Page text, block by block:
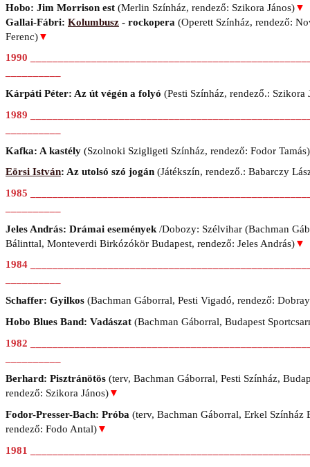
Hobo: Jim Morrison est (Merlin Színház, rendező: Szikora János)▼
Gallai-Fábri: Kolumbusz - rockopera (Operett Színház, rendező:
Ferenc)▼
1990
Kárpáti Péter: Az út végén a folyó (Pesti Színház, rendező.: Szikora
1989
Kafka: A kastély (Szolnoki Szigligeti Színház, rendező: Fodor Tamás)
Eörsi István: Az utolsó szó jogán (Játékszín, rendező.: Babarczy
1985
Jeles András: Drámai események /Dobozy: Szélvihar (Bachman
Bálinttal, Monteverdi Birkózókör Budapest, rendező: Jeles András)▼
1984
Schaffer: Gyilkos (Bachman Gáborral, Pesti Vigadó, rendező:
Hobo Blues Band: Vadászat (Bachman Gáborral, Budapest
1982
Berhard: Pisztránötös (terv, Bachman Gáborral, Pesti Színház,
rendező: Szikora János)▼
Fodor-Presser-Bach: Próba (terv, Bachman Gáborral, Erkel Színház
rendező: Fodo Antal)▼
1981